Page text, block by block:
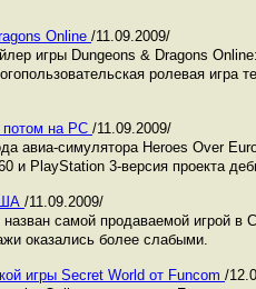
Online /11.09.2009/
игры Dungeons & Dragons
ролевая игра
потом на PC /11.09.2009/
авиа-симулятора Heroes Over
и PlayStation 3-версия проекта
/11.09.2009/
самой продаваемой игрой
оказались более слабыми.
игры Secret World от Funcom /